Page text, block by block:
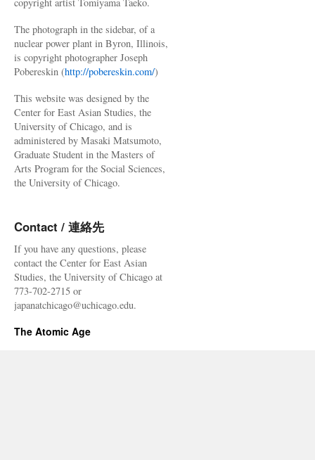
The photograph in the sidebar, of a
nuclear power plant in Byron, Illinois,
is copyright photographer Joseph
Pobereskin (http://pobereskin.com/)
This website was designed by the
Center for East Asian Studies, the
University of Chicago, and is
administered by Masaki Matsumoto,
Graduate Student in the Masters of
Arts Program for the Social Sciences,
the University of Chicago.
Contact / 連絡先
If you have any questions, please
contact the Center for East Asian
Studies, the University of Chicago at
773-702-2715 or
japanatchicago@uchicago.edu.
The Atomic Age